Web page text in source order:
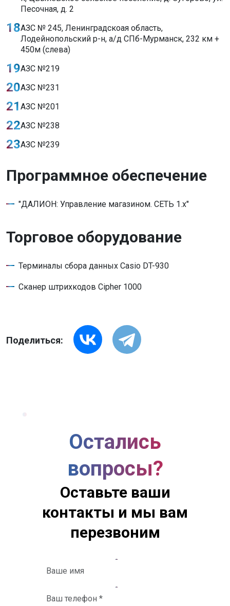
Песочная, д. 2
АЗС № 245, Ленинградскоая область,
Лодейнопольский р-н, а/д СПб-Мурманск, 232 км +
450м (слева)
АЗС №219
АЗС №231
АЗС №201
АЗС №238
АЗС №239
Программное обеспечение
"ДАЛИОН: Управление магазином. СЕТЬ 1.х"
Торговое оборудование
Терминалы сбора данных Casio DT-930
Сканер штрихкодов Cipher 1000
Поделиться:
Остались
вопросы?
Оставьте ваши
контакты и мы вам
перезвоним